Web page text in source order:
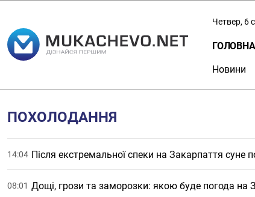
Четвер, 6
ГОЛОВНА
Новини
ПОХОЛОДАННЯ
14:04 Після екстремальної спеки на Закарпаття суне
08:01 Дощі, грози та заморозки: якою буде погода